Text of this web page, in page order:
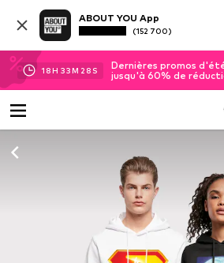
ABOUT YOU App
(152 700)
18H 33M 28 S
Dernières promos
jusqu'à 60% de